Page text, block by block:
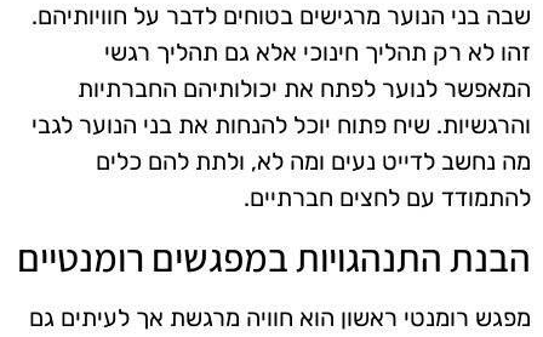
שבה בני הנוער מרגישים בטוחים לדבר על חוויותיהם.
זהו לא רק תהליך חינוכי אלא גם תהליך רגשי
המאפשר לנוער לפתח את יכולותיהם החברתיות
והרגשיות. שיח פתוח יוכל להנחות את בני הנוער לגבי
מה נחשב לדייט נעים ומה לא, ולתת להם כלים
להתמודד עם לחצים חברתיים.
הבנת התנהגויות במפגשים רומנטיים
מפגש רומנטי ראשון הוא חוויה מרגשת אך לעיתים גם